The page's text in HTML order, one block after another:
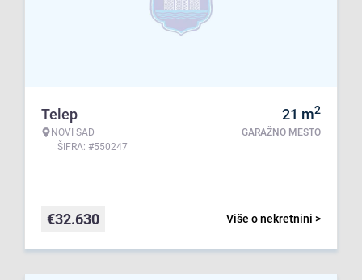
Telep
NOVI SAD
ŠIFRA: #550247
21 m2
GARAŽNO MESTO
Više o nekretnini >
€32.630